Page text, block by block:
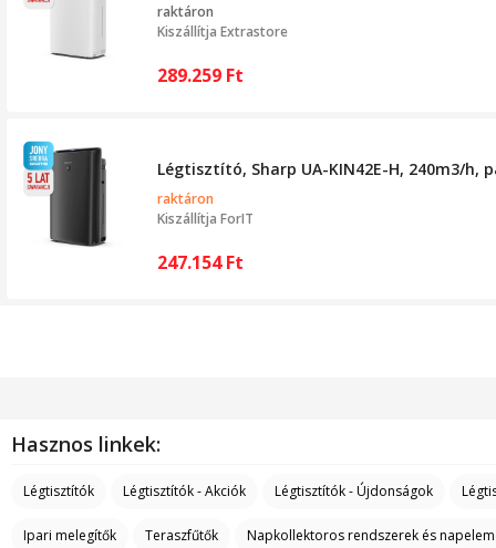
raktáron
Kiszállítja Extrastore
289.259 Ft
Légtisztító, Sharp UA-KIN42E-H, 240m3/h,
raktáron
Kiszállítja ForIT
247.154Ft
Hasznos linkek:
Légtisztítók Légtisztítók - Akciók Légtisztítók - Újdonságok
Ipari melegítők Teraszfűtők Napkollektoros rendszerek és